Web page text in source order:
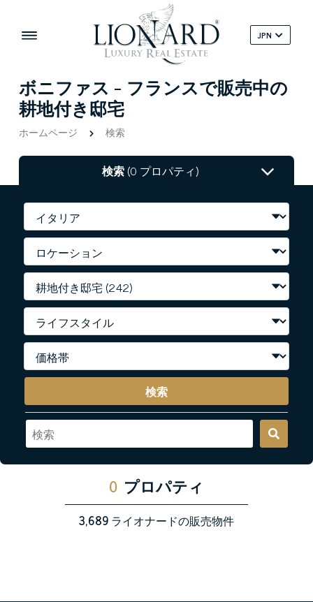
JPN
ボニファス - フランスで販売中の
耕地付き邸宅
ホームページ 検索
検索(0 プロパティ)
検索
0 プロパティ
3,689ライオナードの販売物件